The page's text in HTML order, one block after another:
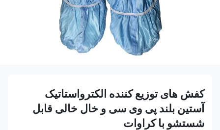
کفش های توزیع کننده الکترواستاتیک
آستین بلند پی وی سی و خال خالی قابل
شستشو با کراوات